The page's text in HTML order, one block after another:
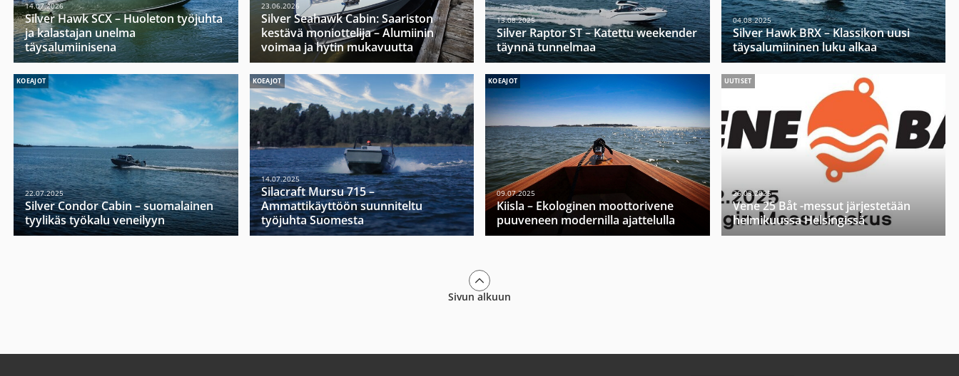
14.07.2026
Silver Hawk SCX – Huoleton työjuhta
ja kalastajan unelma
täysalumiinisena
23.06.2026
Silver Seahawk Cabin: Saariston
kestävä moniottelija – Alumiinin
voimaa ja hytin mukavuutta
13.08.2025
Silver Raptor ST – Katettu weekender
täynnä tunnelmaa
04.08.2025
Silver Hawk BRX – Klassikon uusi
täysalumiininen luku alkaa
KOEAJOT
22.07.2025
Silver Condor Cabin – suomalainen
tyylikäs työkalu veneilyyn
KOEAJOT
14.07.2025
Silacraft Mursu 715 –
Ammattikäyttöön suunniteltu
työjuhta Suomesta
KOEAJOT
09.07.2025
Kiisla – Ekologinen moottorivene
puuveneen modernilla ajattelulla
UUTISET
26.03.2025
Vene 25 Båt -messut järjestetään
helmikuussa Helsingissä
Sivun alkuun